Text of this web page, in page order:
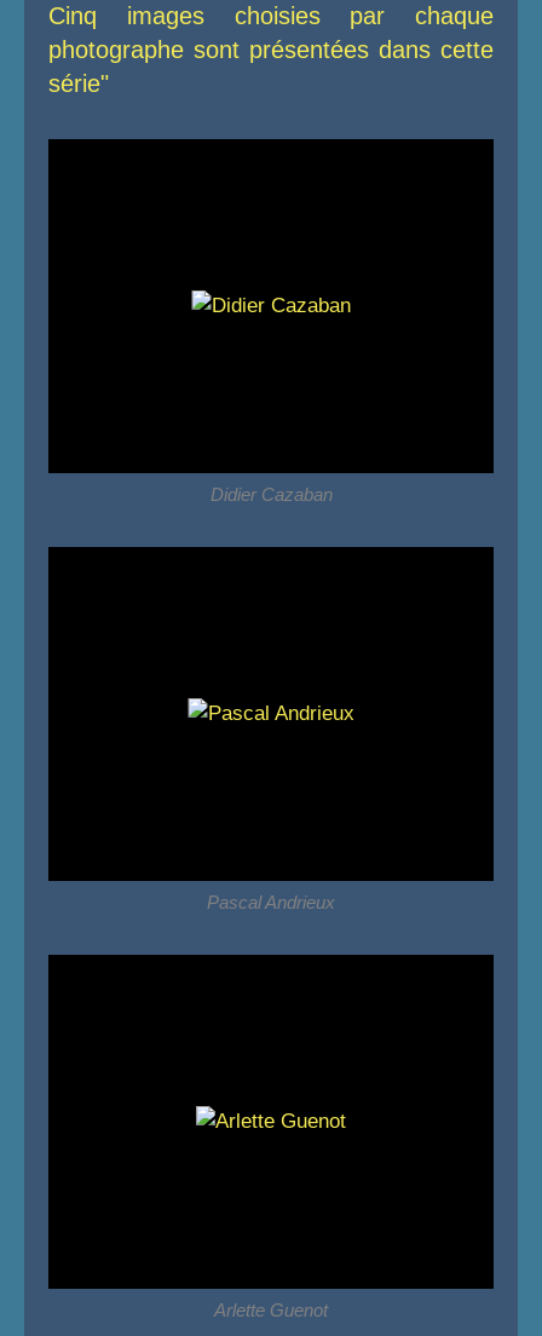
Cinq images choisies par chaque
photographe sont présentées dans cette
série"
Didier Cazaban
Pascal Andrieux
Arlette Guenot